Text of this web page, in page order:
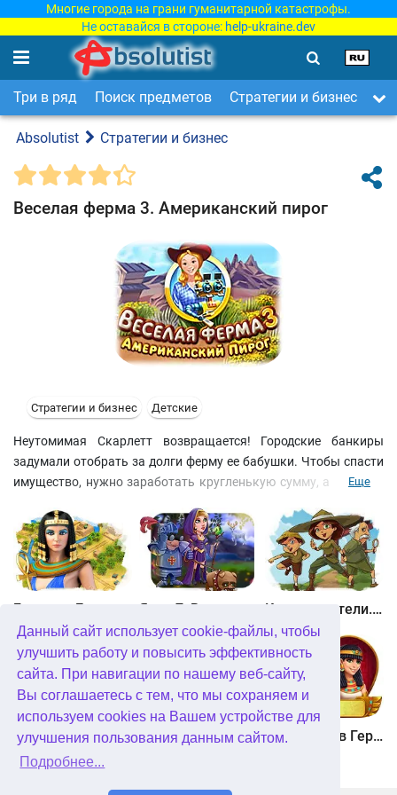
Данный сайт использует cookie-файлы, чтобы
улучшить работу и повысить эффективность
сайта. При навигации по нашему веб-сайту,
Вы соглашаетесь с тем, что мы сохраняем и
используем cookies на Вашем устройстве для
улучшения пользования данным сайтом.
Подробнее...
Многие города на грани гуманитарной катастрофы.
Не оставайся в стороне: help-ukraine.dev
Три в ряд Поиск предметов Стратегии и бизнес
Absolutist Стратегии и бизнес
Веселая ферма 3. Американский пирог
Стратегии и бизнес Детские
Неутомимая Скарлетт возвращается! Городские банкиры
задумали отобрать за долги ферму ее бабушки. Чтобы спасти
имущество, нужно заработать кругленькую сумму, а времени
собирайте продукты и вкладывайте заработанные деньги в
развитие бизнеса. Вас ждут 90 непростых уровней, необычный
сюжет и абсолютно непредсказуемый финал!
Еще
Кладоискатели. Камень души
Кладоискатели. Снежная королева. Коллекционное издание Алисия Квотермейн 3. Тайна пылающего золота. Коллекционное издание 12 подвигов Геракла. Как я встретил Мегару. Коллекционное издание